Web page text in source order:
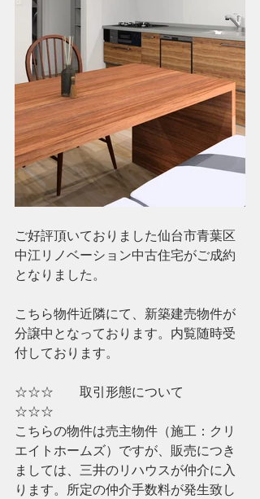
ご好評頂いておりました仙台市青葉区
中江リノベーション中古住宅がご成約
となりました。
こちら物件近隣にて、新築建売物件が
分譲中となっております。内覧随時受
付しております。
☆☆☆　　取引形態について
☆☆☆
こちらの物件は売主物件（施工：クリ
エイトホームズ）ですが、販売につき
ましては、三井のリハウスが仲介に入
ります。所定の仲介手数料が発生致し